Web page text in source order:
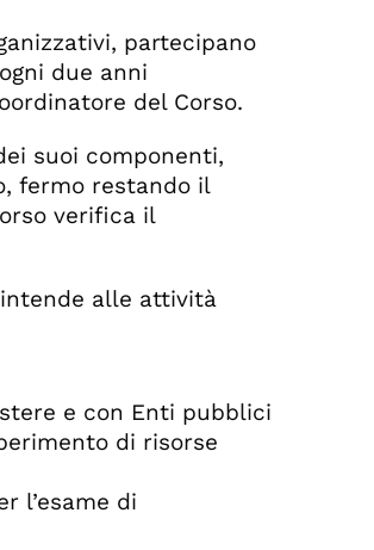
partecipano
due anni
del Corso.
suoi componenti,
fermo restando il
verifica il
alle attività
e con Enti pubblici
di risorse
l’esame di